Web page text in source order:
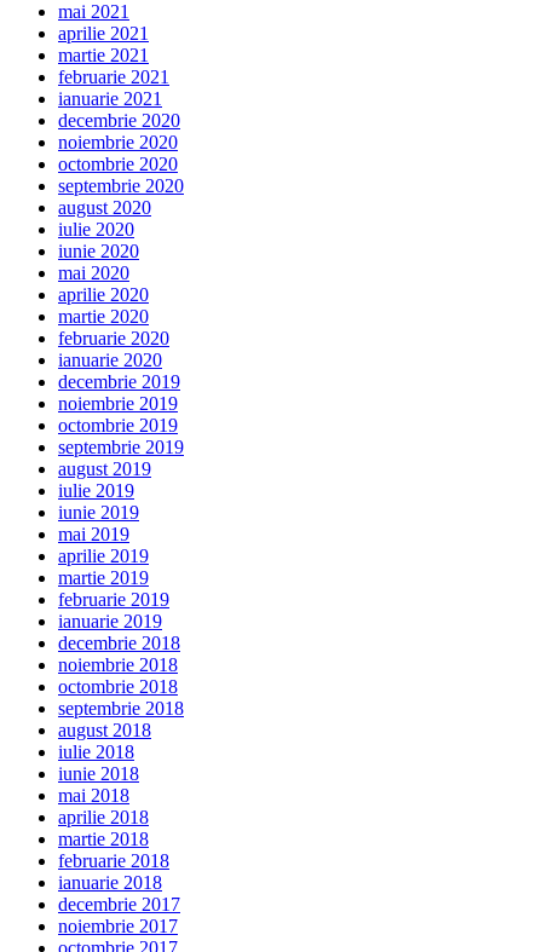
mai 2021
aprilie 2021
martie 2021
februarie 2021
ianuarie 2021
decembrie 2020
noiembrie 2020
octombrie 2020
septembrie 2020
august 2020
iulie 2020
iunie 2020
mai 2020
aprilie 2020
martie 2020
februarie 2020
ianuarie 2020
decembrie 2019
noiembrie 2019
octombrie 2019
septembrie 2019
august 2019
iulie 2019
iunie 2019
mai 2019
aprilie 2019
martie 2019
februarie 2019
ianuarie 2019
decembrie 2018
noiembrie 2018
octombrie 2018
septembrie 2018
august 2018
iulie 2018
iunie 2018
mai 2018
aprilie 2018
martie 2018
februarie 2018
ianuarie 2018
decembrie 2017
noiembrie 2017
octombrie 2017